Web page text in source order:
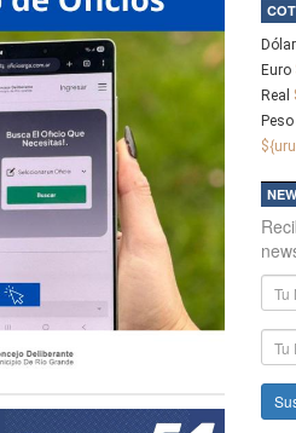
Dólar
Euro
Real
y
E-
mail